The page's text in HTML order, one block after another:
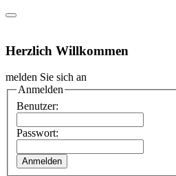
Herzlich Willkommen
melden Sie sich an
Anmelden
Benutzer:
Passwort: